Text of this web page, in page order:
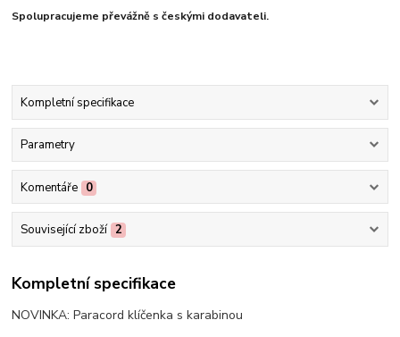
Spolupracujeme převážně s českými dodavateli.
Kompletní specifikace
Parametry
Komentáře 0
Související zboží 2
Kompletní specifikace
NOVINKA: Paracord klíčenka s karabinou